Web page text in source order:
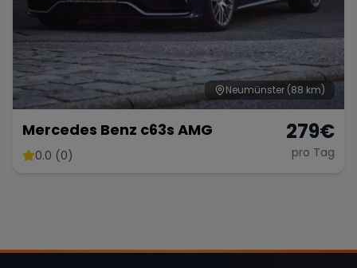
Range Rover Corvette
Neumünster (88 km)
Mercedes Benz c63s AMG
0.0 (0)
279€
pro Tag